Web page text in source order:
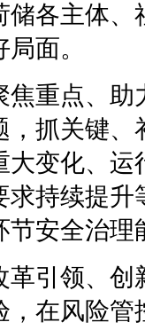
储各主体
面。
焦重点、
，抓关键
大变化、
求持续提
节安全治
革引领、
，在风险